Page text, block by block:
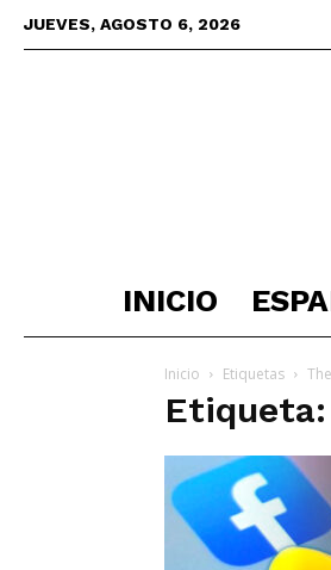
JUEVES, AGOSTO 6, 2026
INICIO
Inicio Etiquetas